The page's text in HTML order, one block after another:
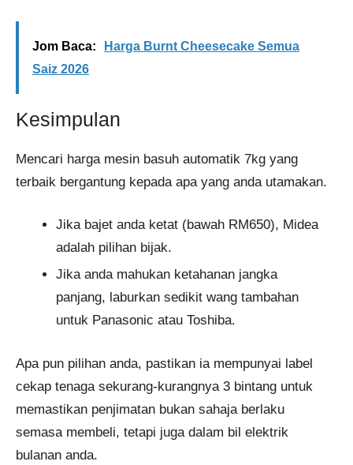
Jom Baca:
Harga Burnt Cheesecake Semua
Saiz 2026
Kesimpulan
Mencari harga mesin basuh automatik 7kg yang
terbaik bergantung kepada apa yang anda utamakan.
Jika bajet anda ketat (bawah RM650), Midea
adalah pilihan bijak.
Jika anda mahukan ketahanan jangka
panjang, laburkan sedikit wang tambahan
untuk Panasonic atau Toshiba.
Apa pun pilihan anda, pastikan ia mempunyai label
cekap tenaga sekurang-kurangnya 3 bintang untuk
memastikan penjimatan bukan sahaja berlaku
semasa membeli, tetapi juga dalam bil elektrik
bulanan anda.